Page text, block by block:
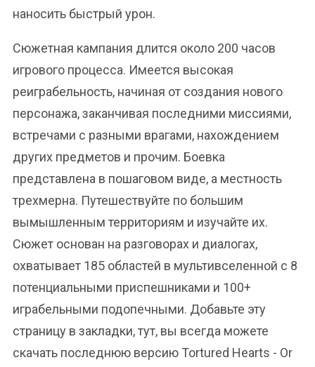
наносить быстрый урон.
Сюжетная кампания длится около 200 часов
игрового процесса. Имеется высокая
реиграбельность, начиная от создания нового
персонажа, заканчивая последними миссиями,
встречами с разными врагами, нахождением
других предметов и прочим. Боевка
представлена в пошаговом виде, а местность
трехмерна. Путешествуйте по большим
вымышленным территориям и изучайте их.
Сюжет основан на разговорах и диалогах,
охватывает 185 областей в мультивселенной с 8
потенциальными приспешниками и 100+
играбельными подопечными. Добавьте эту
страницу в закладки, тут, вы всегда можете
скачать последнюю версию Tortured Hearts - Or